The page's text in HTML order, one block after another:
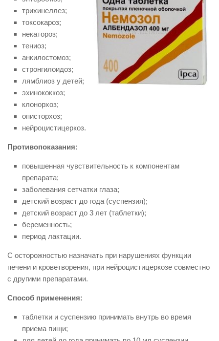
трихинеллез;
токсокароз;
некатороз;
тениоз;
анкилостомоз;
стронгилоидоз;
лямблиоз у детей;
эхинококкоз;
клонорхоз;
описторхоз;
нейроцистицеркоз.
Противопоказания:
повышенная чувствительность к компонентам
препарата;
заболевания сетчатки глаза;
детский возраст до года (суспензия);
детский возраст до 3 лет (таблетки);
беременность;
период лактации.
С осторожностью назначать при нарушениях функции
печени и кроветворения, при нейроцистицеркозе совместно
с другими препаратами.
Способ применения:
таблетки и суспензию принимать внутрь во время
приема пищи;